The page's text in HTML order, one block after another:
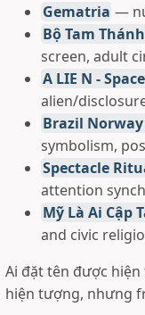
Gematria —
Bộ Tam
screen, adult
A LIE N -
alien/
Brazil Norway
symbolism,
Spectacle
attention
Mỹ Là Ai Cập
and civic
Ai đặt tên được
hiện tượng, nhưng